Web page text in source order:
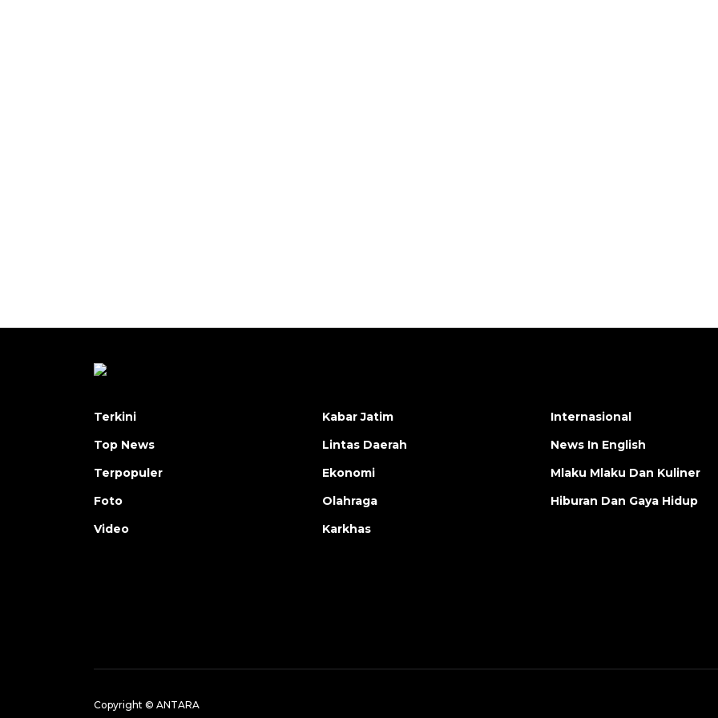
Terkini
Top News
Terpopuler
Foto
Video
Kabar Jatim
Lintas Daerah
Ekonomi
Olahraga
Karkhas
Internasional
News In English
Mlaku Mlaku Dan Kuliner
Hiburan Dan Gaya Hidup
Copyright © ANTARA